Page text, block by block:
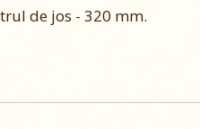
de jos - 320 mm.